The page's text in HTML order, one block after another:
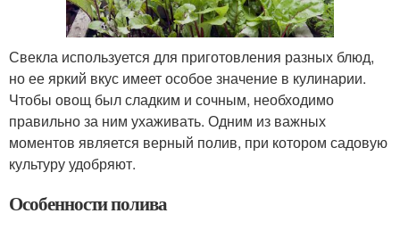
Свекла используется для приготовления разных блюд,
но ее яркий вкус имеет особое значение в кулинарии.
Чтобы овощ был сладким и сочным, необходимо
правильно за ним ухаживать. Одним из важных
моментов является верный полив, при котором садовую
культуру удобряют.
Особенности полива